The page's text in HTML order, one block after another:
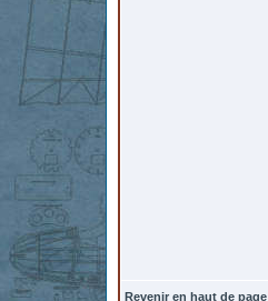
Revenir en haut de page